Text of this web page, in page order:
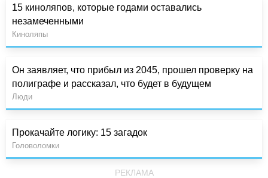
15 киноляпов, которые годами оставались
незамеченными
Киноляпы
Он заявляет, что прибыл из 2045, прошел проверку на
полиграфе и рассказал, что будет в будущем
Люди
Прокачайте логику: 15 загадок
Головоломки
РЕКЛАМА